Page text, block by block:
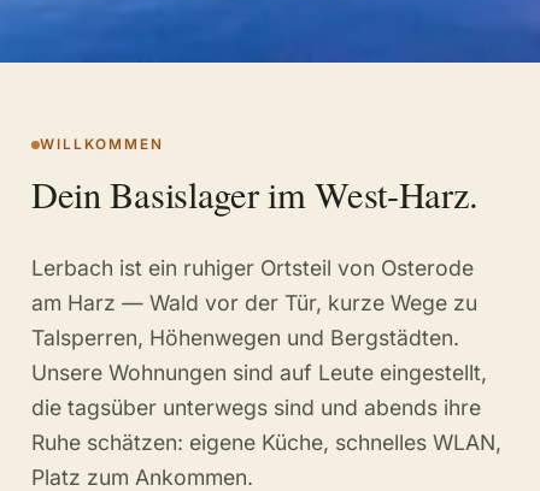
WILLKOMMEN
Dein Basislager im West-Harz.
Lerbach ist ein ruhiger Ortsteil von Osterode
am Harz — Wald vor der Tür, kurze Wege zu
Talsperren, Höhenwegen und Bergstädten.
Unsere Wohnungen sind auf Leute eingestellt,
die tagsüber unterwegs sind und abends ihre
Ruhe schätzen: eigene Küche, schnelles WLAN,
Platz zum Ankommen.